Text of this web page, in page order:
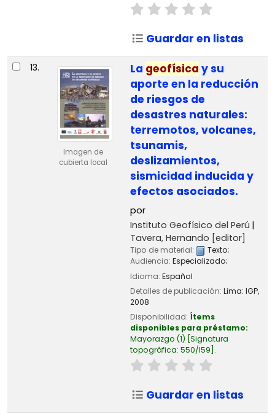
Guardar en listas
13.
Imagen de
cubierta local
La geofísica y su
aporte en la reducción
de riesgos de
desastres naturales:
terremotos, volcanes,
tsunamis,
deslizamientos,
sismicidad inducida y
efectos asociados.
por
Instituto Geofísico del Perú
Tavera, Hernando [editor]
Tipo de material: Texto;
Audiencia: Especializado;
Idioma: Español
Detalles de publicación: Lima: IGP,
2008
Disponibilidad: Ítems
disponibles para préstamo:
Mayorazgo (1) Signatura
topográfica: 550/I59 .
Guardar en listas